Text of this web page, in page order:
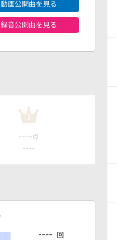
動画公開曲を見る
録音公開曲を見る
3
---- 点
----
---- 回